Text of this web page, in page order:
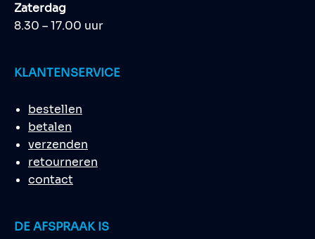
Zaterdag
8.30 – 17.00 uur
KLANTENSERVICE
bestellen
betalen
verzenden
retourneren
contact
DE AFSPRAAK IS